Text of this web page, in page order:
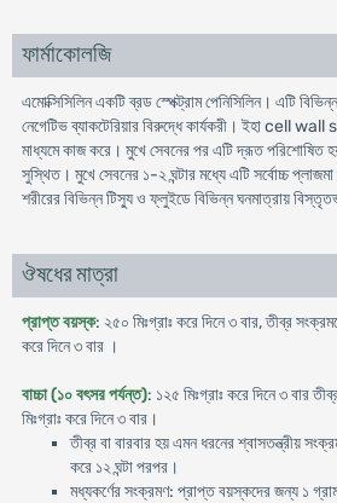
ফার্মাকোলজি
এমোক্সিসিলিন একটি ব্রড স্পেক্ট্রাম পেনিসিলিন। এটি
নেগেটিভ ব্যাকটেরিয়ার বিরুদ্ধে কার্যকরী। ইহা cell
মাধ্যমে কাজ করে। মুখে সেবনের পর এটি দ্রূত পরিশোষিত
সুস্থিত। মুখে সেবনের ১-২ ঘন্টার মধ্যে এটি সর্বোচ্চ
শরীরের বিভিন্ন টিস্যু ও ফ্লুইডে বিভিন্ন ঘনমাত্রায়
ঔষধের মাত্রা
প্রাপ্ত বয়স্ক: ২৫০ মিঃগ্রাঃ করে দিনে ৩ বার, তীব্র
করে দিনে ৩ বার ।
বাচ্চা (১০ বৎসর পর্যন্ত): ১২৫ মিঃগ্রাঃ করে দিনে ৩ বার
মিঃগ্রাঃ করে দিনে ৩ বার।
তীব্র বা বারবার হয় এমন ধরনের শ্বাসতন্ত্রীয়
করে ১২ ঘন্টা পরপর।
মধ্যকর্ণের সংক্রমণ: প্রাপ্ত বয়স্কদের জন্য ১ গ্রাম